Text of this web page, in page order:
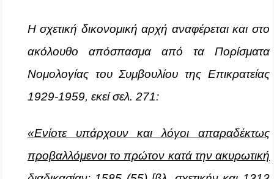
Η σχετική δικονομική αρχή αναφέρεται και στο
ακόλουθο απόσπασμα από τα Πορίσματα
Νομολογίας του Συμβουλίου της Επικρατείας
1929-1959, εκεί σελ. 271:
«Ενίοτε υπάρχουν και λόγοι απαραδέκτως
προβαλλόμενοι το πρώτον κατά την ακυρωτική